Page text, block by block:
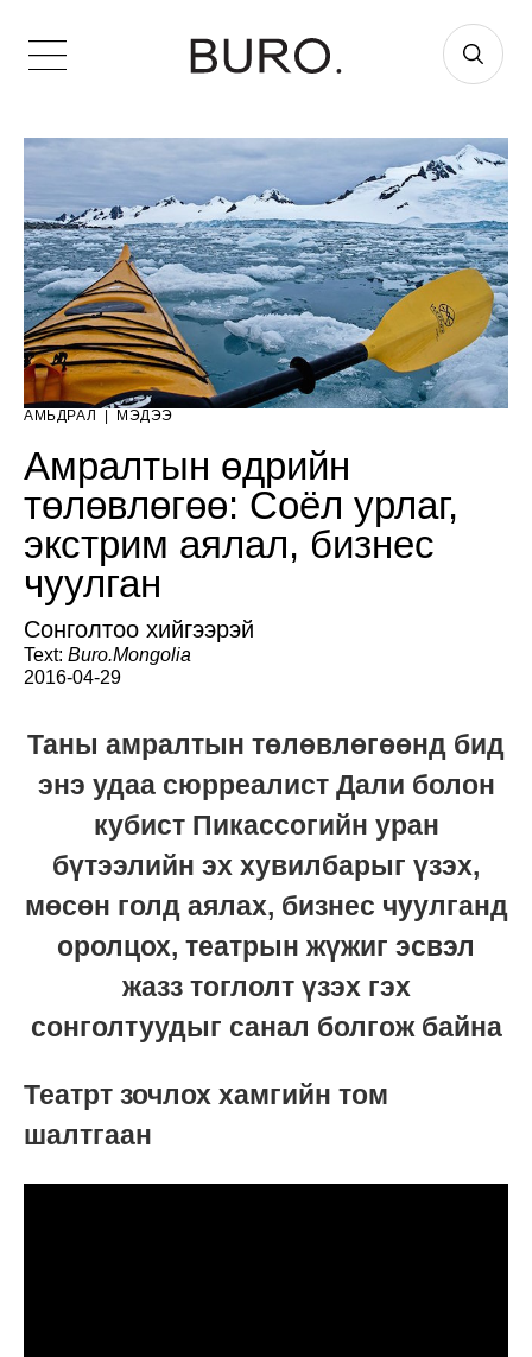
АМЬДРАЛ МЭДЭЭ
Амралтын өдрийн
төлөвлөгөө: Соёл урлаг,
экстрим аялал, бизнес
чуулган
Сонголтоо хийгээрэй
Text: Buro.Mongolia
2016-04-29
Таны амралтын төлөвлөгөөнд бид
энэ удаа сюрреалист Дали болон
кубист Пикассогийн уран
бүтээлийн эх хувилбарыг үзэх,
мөсөн голд аялах, бизнес чуулганд
оролцох, театрын жүжиг эсвэл
жазз тоглолт үзэх гэх
сонголтуудыг санал болгож байна
Театрт зочлох хамгийн том
шалтгаан